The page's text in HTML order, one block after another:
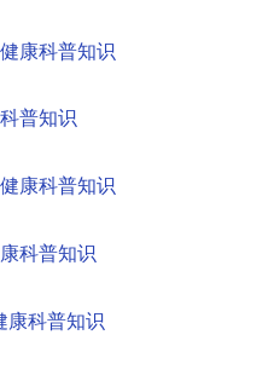
康科普知识
普知识
康科普知识
科普知识
康科普知识